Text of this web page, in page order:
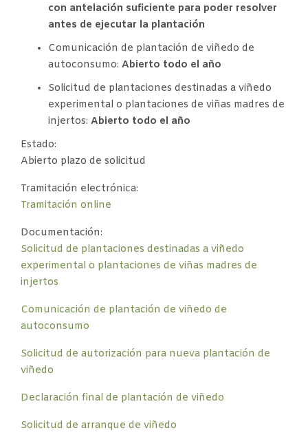
con antelación suficiente para poder resolver
antes de ejecutar la plantación
Comunicación de plantación de viñedo de
autoconsumo: Abierto todo el año
Solicitud de plantaciones destinadas a viñedo
experimental o plantaciones de viñas madres de
injertos: Abierto todo el año
Estado:
Abierto plazo de solicitud
Tramitación electrónica:
Tramitación online
Documentación:
Solicitud de plantaciones destinadas a viñedo
experimental o plantaciones de viñas madres de
injertos
Comunicación de plantación de viñedo de
autoconsumo
Solicitud de autorización para nueva plantación de
viñedo
Declaración final de plantación de viñedo
Solicitud de arranque de viñedo